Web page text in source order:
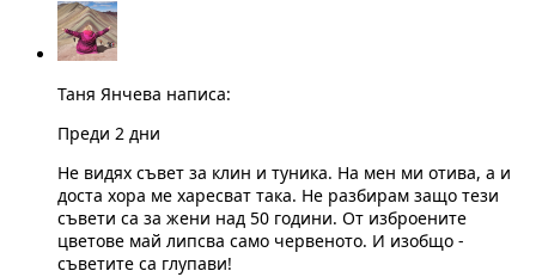
Таня Янчева написа:
Преди 2 дни
Не видях съвет за клин и туника. На мен ми отива, а и
доста хора ме харесват така. Не разбирам защо тези
съвети са за жени над 50 години. От изброените
цветове май липсва само червеното. И изобщо -
съветите са глупави!